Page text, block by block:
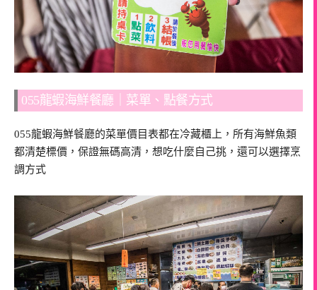
055龍蝦海鮮餐廳｜菜單、點餐方式
055龍蝦海鮮餐廳的菜單價目表都在冷藏櫃上，所有海鮮魚類
都清楚標價，保證無碼高清，想吃什麼自己挑，還可以選擇烹
調方式